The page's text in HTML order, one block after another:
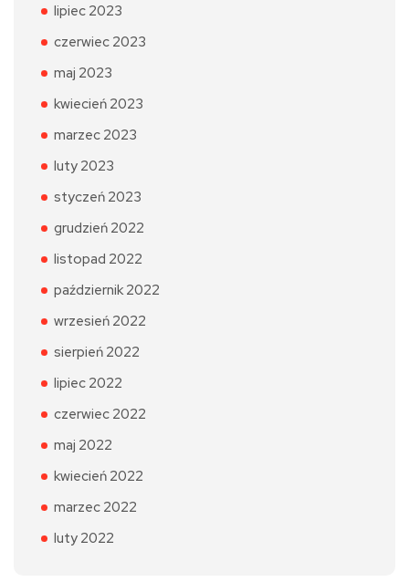
lipiec 2023
czerwiec 2023
maj 2023
kwiecień 2023
marzec 2023
luty 2023
styczeń 2023
grudzień 2022
listopad 2022
październik 2022
wrzesień 2022
sierpień 2022
lipiec 2022
czerwiec 2022
maj 2022
kwiecień 2022
marzec 2022
luty 2022